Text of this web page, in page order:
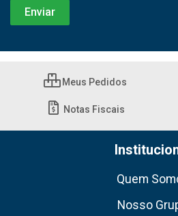
Meus Pedidos
Notas Fiscais
Quem
Nosso